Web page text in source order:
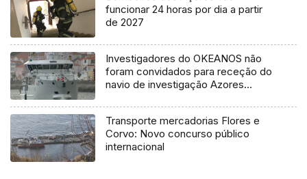
funcionar 24 horas por dia a partir
de 2027
Investigadores do OKEANOS não
foram convidados para receção do
navio de investigação Azores
Transporte mercadorias Flores e
Corvo: Novo concurso público
internacional